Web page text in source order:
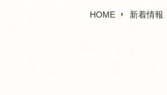
HOME 新着情報